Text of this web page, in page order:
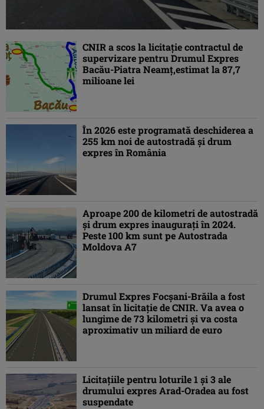
CNIR a scos la licitaţie contractul de
supervizare pentru Drumul Expres
Bacău-Piatra Neamţ,estimat la 87,7
milioane lei
În 2026 este programată deschiderea a
255 km noi de autostradă şi drum
expres în România
Aproape 200 de kilometri de autostradă
şi drum expres inauguraţi în 2024.
Peste 100 km sunt pe Autostrada
Moldova A7
Drumul Expres Focșani-Brăila a fost
lansat în licitație de CNIR. Va avea o
lungime de 73 kilometri și va costa
aproximativ un miliard de euro
Licitaţiile pentru loturile 1 şi 3 ale
drumului expres Arad-Oradea au fost
suspendate